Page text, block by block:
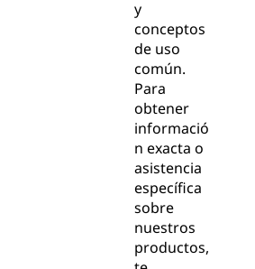
y
conceptos
de uso
común.
Para
obtener
informació
n exacta o
asistencia
específica
sobre
nuestros
productos,